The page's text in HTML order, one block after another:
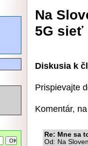
Na
5G sieť
Diskusia k
Prispievajte
Komentár,
Re: Mne sa
Od: Na